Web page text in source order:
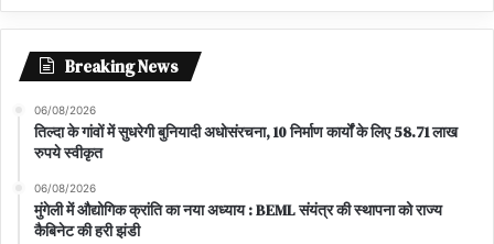
Breaking News
06/08/2026
तिल्दा के गांवों में सुधरेगी बुनियादी अधोसंरचना, 10 निर्माण कार्यों के लिए 58.71 लाख
रुपये स्वीकृत
06/08/2026
मुंगेली में औद्योगिक क्रांति का नया अध्याय : BEML संयंत्र की स्थापना को राज्य
कैबिनेट की हरी झंडी